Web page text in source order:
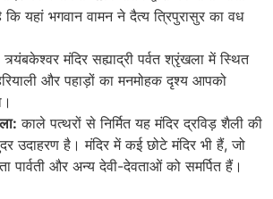
कि यहां भगवान वामन ने दैत्य त्रिपुरासुर का वध
त्र्यंबकेश्वर मंदिर सह्याद्री पर्वत श्रृंखला में स्थित
और पहाड़ों का मनमोहक दृश्य आपको
काले पत्थरों से निर्मित यह मंदिर द्रविड़ शैली की
उदाहरण है। मंदिर में कई छोटे मंदिर भी हैं, जो
पार्वती और अन्य देवी-देवताओं को समर्पित हैं।